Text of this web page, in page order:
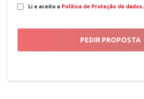
Li e aceito a Política de Proteção de dados.